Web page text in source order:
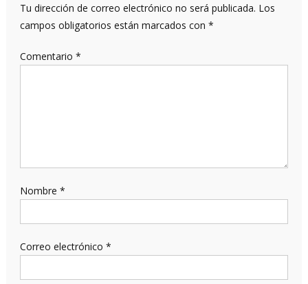
Tu dirección de correo electrónico no será publicada. Los
campos obligatorios están marcados con *
Comentario *
Nombre *
Correo electrónico *